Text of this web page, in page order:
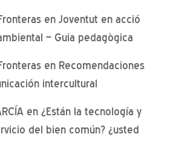
en Joventut en acció
– Guia pedagògica
en Recomendaciones
intercultural
en ¿Están la tecnología y
del bien común? ¿usted